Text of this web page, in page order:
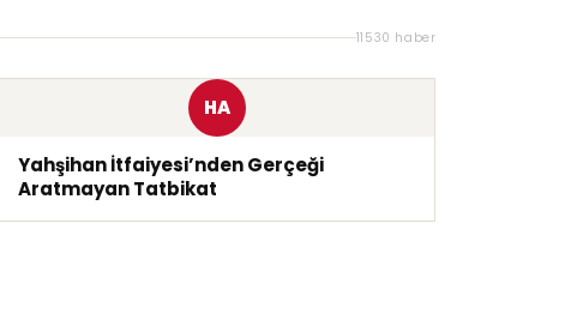
11530 haber
HA
Yahşihan İtfaiyesi’nden Gerçeği
Aratmayan Tatbikat